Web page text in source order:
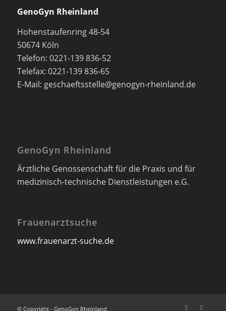
GenoGyn Rheinland
Hohenstaufenring 48-54
50674 Köln
Telefon: 0221-139 836-52
Telefax: 0221-139 836-65
E-Mail: geschaeftsstelle@genogyn-rheinland.de
GenoGyn Rheinland
Ärztliche Genossenschaft für die Praxis und für
medizinisch-technische Dienstleistungen e.G.
Frauenarztsuche
www.frauenarzt-suche.de
© Copyright - GenoGyn Rheinland